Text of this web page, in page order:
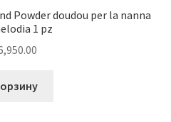
Powder doudou per la nanna
1 pz